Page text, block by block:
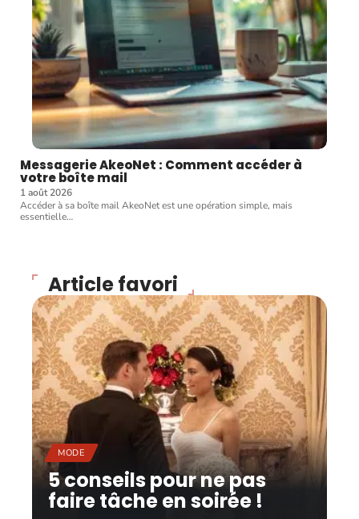
Messagerie AkeoNet : Comment accéder à
votre boîte mail
1 août 2026
Accéder à sa boîte mail AkeoNet est une opération simple, mais
essentielle…
Article favori
MODE
5 conseils pour ne pas
faire tâche en soirée !